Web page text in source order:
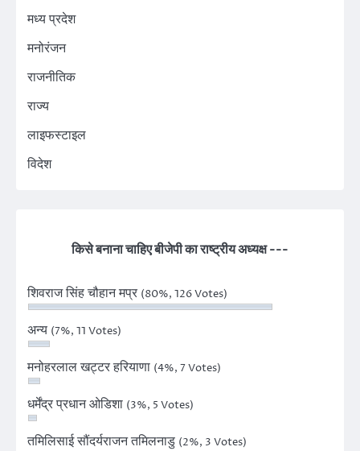
मध्य प्रदेश
मनोरंजन
राजनीतिक
राज्य
लाइफस्टाइल
विदेश
किसे बनाना चाहिए बीजेपी का राष्ट्रीय अध्यक्ष ---
शिवराज सिंह चौहान मप्र (80%, 126 Votes)
अन्य (7%, 11 Votes)
मनोहरलाल खट्टर हरियाणा (4%, 7 Votes)
धर्मेंद्र प्रधान ओडिशा (3%, 5 Votes)
तमिलिसाई सौंदर्यराजन तमिलनाडु (2%, 3 Votes)